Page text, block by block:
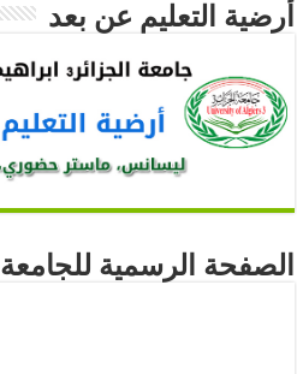
أرضية التعليم عن بعد
الصفحة الرسمية للجامعة